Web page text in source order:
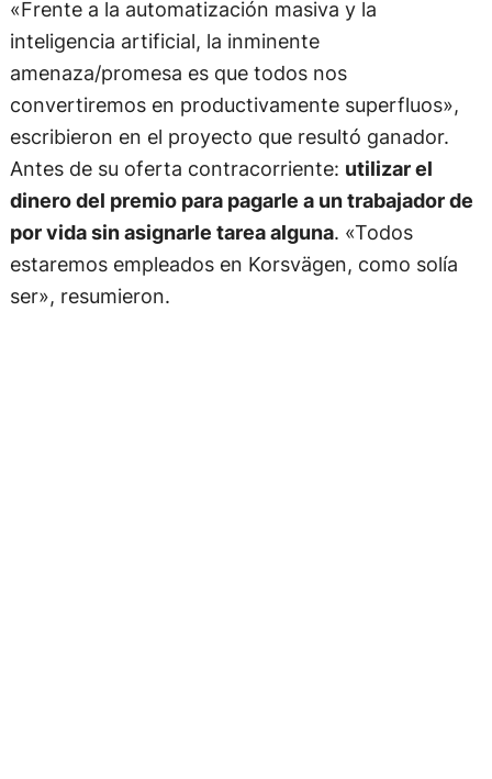
«Frente a la automatización masiva y la
inteligencia artificial, la inminente
amenaza/promesa es que todos nos
convertiremos en productivamente superfluos»,
escribieron en el proyecto que resultó ganador.
Antes de su oferta contracorriente: utilizar el
dinero del premio para pagarle a un trabajador de
por vida sin asignarle tarea alguna. «Todos
estaremos empleados en Korsvägen, como solía
ser», resumieron.